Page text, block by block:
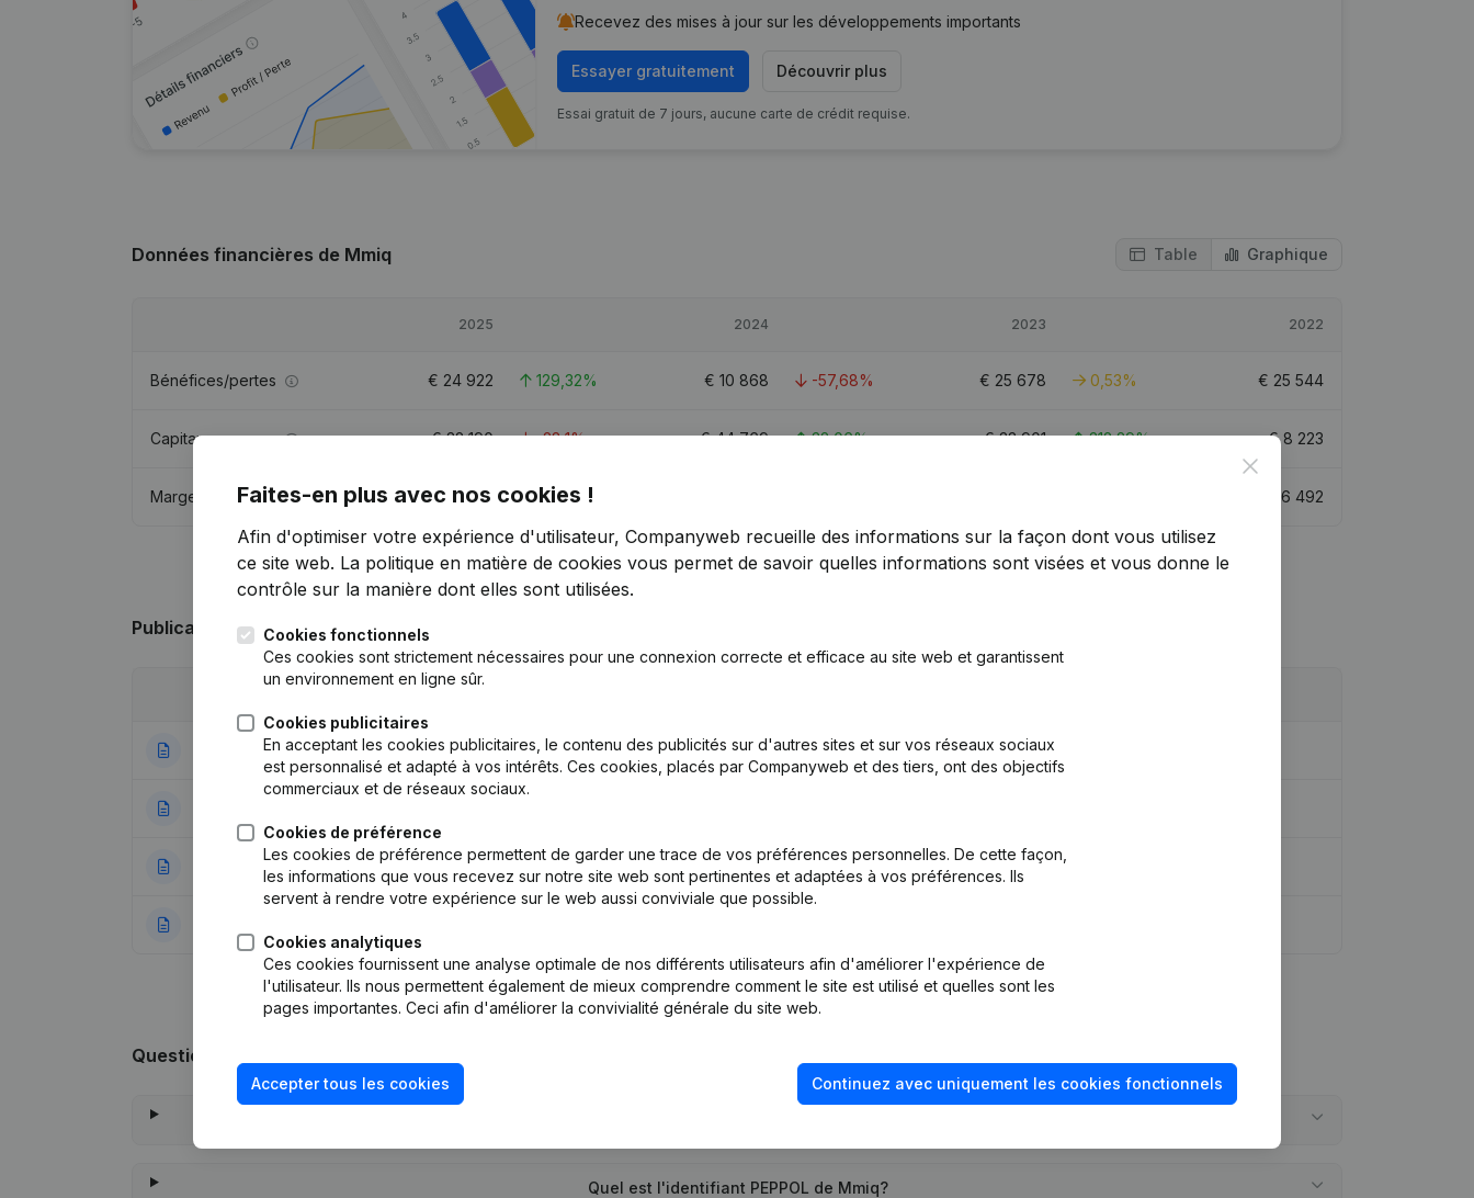
Recevez des mises à jour sur les développements importants
Essayer gratuitement Découvrir plus
Essai gratuit de 7 jours, aucune carte de crédit requise.
Données financières de Mmiq Table Graphique
2025 2024 2023 2022
Bénéfices/pertes € 24 922 129,32% € 10 868 -57,68% € 25 678 0,53% € 25 544
Capitaux propres €32 190 -28,1% €44 769 32,06% €33 901 312,29% €8 223
Marge brute €59 583 66,1% 26 492
Publicationsde Mmiq
26-09-2024 Siège Social(NL)
21-11-2017 Siège Social (NL)
Questions fréquemment posées
Quel est l'identifiant PEPPOL de Mmiq?
Close
Faites-en plus avec nos cookies !
Afin d'optimiser votre expérience d'utilisateur, Companyweb recueille des informations sur la façon dont vous utilisez
ce site web. La politique en matière de cookies vous permet de savoir quelles informations sont visées et vous donne le
contrôle sur la manière dont elles sont utilisées.
Cookies fonctionnels
Ces cookies sont strictement nécessaires pour une connexion correcte et efficace au site web et garantissent
un environnement en ligne sûr.
Cookies publicitaires
En acceptant les cookies publicitaires, le contenu des publicités sur d'autres sites et sur vos réseaux sociaux
est personnalisé et adapté à vos intérêts. Ces cookies, placés par Companyweb et des tiers, ont des objectifs
commerciaux et de réseaux sociaux.
Cookies de préférence
Les cookies de préférence permettent de garder une trace de vos préférences personnelles. De cette façon,
les informations que vous recevez sur notre site web sont pertinentes et adaptées à vos préférences. Ils
servent à rendre votre expérience sur le web aussi conviviale que possible.
Cookies analytiques
Ces cookies fournissent une analyse optimale de nos différents utilisateurs afin d'améliorer l'expérience de
l'utilisateur. Ils nous permettent également de mieux comprendre comment le site est utilisé et quelles sont les
pages importantes. Ceci afin d'améliorer la convivialité générale du site web.
Accepter tous les cookies Continuez avec uniquement les cookies fonctionnels